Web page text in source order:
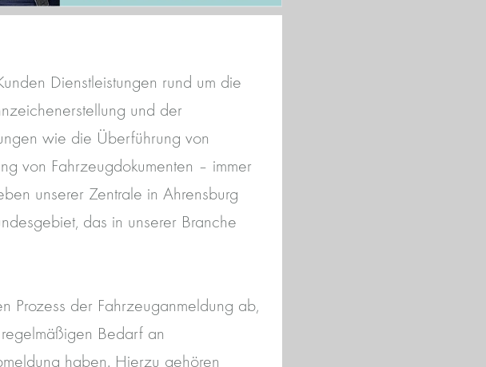
Dienstleistungen rund um die
und der
wie die Überführung von
von Fahrzeugdokumenten – immer
unserer Zentrale in Ahrensburg
das in unserer Branche
Prozess der Fahrzeuganmeldung ab,
Bedarf an
haben. Hierzu gehören